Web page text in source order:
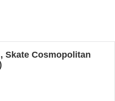
, Skate Cosmopolitan